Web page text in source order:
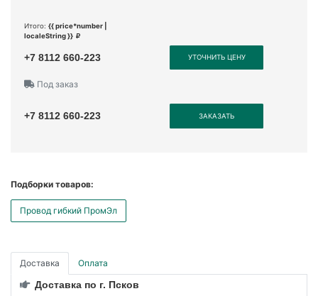
Итого: {{ price*number |
localeString }}
+7 8112 660-223 УТОЧНИТЬ ЦЕНУ
Под заказ
+7 8112 660-223 ЗАКАЗАТЬ
Подборки товаров:
Провод гибкий ПромЭл
Доставка Оплата
Доставка по г. Псков